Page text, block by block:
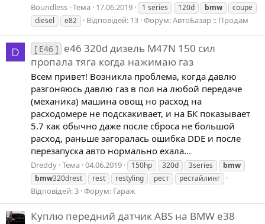
Boundless Тема 17.06.2019 1 series 120d bmw
coupe
diesel
e82 Відповідей: 13 Форум:АвтоБазар :: Продам
D [ E46 ] e46 320d дизель M47N 150 сил
пропала тяга когда нажимаю газ
Всем привет! Возникла проблема, когда давлю
разгоняюсь давлю газ в пол на любой передаче
(механика) машина овощ но расход на
расходомере не подскакивает, и на БК показывает
5.7 как обычно даже после сброса не большой
расход, раньше загоралась ошибка DDE и после
перезапуска авто нормально ехала...
Dreddy Тема 04.06.2019 150hp 320d 3series
bmw
bmw320drest rest restyling рест рестайлинг
Відповідей: 3 Форум: Гараж
Куплю передний датчик ABS на BMW e38